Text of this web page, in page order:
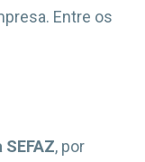
Entre os
, por